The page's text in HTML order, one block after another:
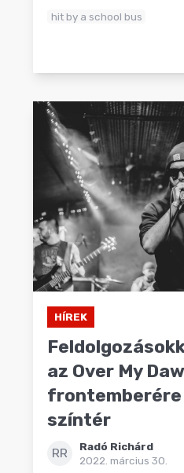
hit by a school bus
HÍREK
az Over My
frontemberére
színtér
RR
Radó Richárd
2022. március 30.